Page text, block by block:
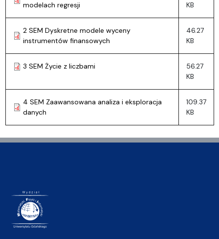
modelach regresji
KB
2 SEM Dyskretne modele wyceny
instrumentów finansowych
46.27
KB
3 SEM Życie z liczbami
56.27
KB
4 SEM Zaawansowana analiza i eksploracja
danych
109.37
KB